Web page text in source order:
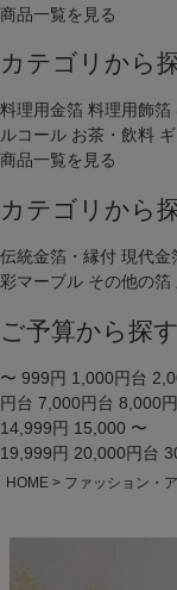
商品一覧を見る
カテゴリから
料理用金箔 料理用飾箔
ルコール お茶・飲料
商品一覧を見る
カテゴリから
伝統金箔・縁付 現代金
彩マーブル その他の箔
ご予算から探す
〜 999円 1,000円台
円台 7,000円台 8,000
14,999円 15,000 〜
19,999円 20,000円台
HOME ファッション・